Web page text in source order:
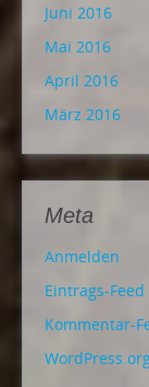
Juni 2016
Mai 2016
April 2016
März 2016
Meta
Anmelden
Eintrags-Feed
Kommentar-